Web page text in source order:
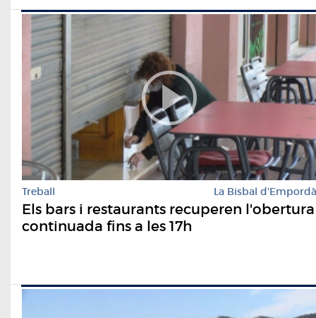
Treball La Bisbal d'Empordà
Els bars i restaurants recuperen l'obertura
continuada fins a les 17h